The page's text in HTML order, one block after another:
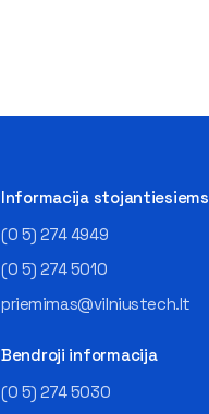
Informacija stojantiesiems
(0 5) 274 4949
(0 5) 274 5010
priemimas@vilniustech.lt
Bendroji informacija
(0 5) 274 5030